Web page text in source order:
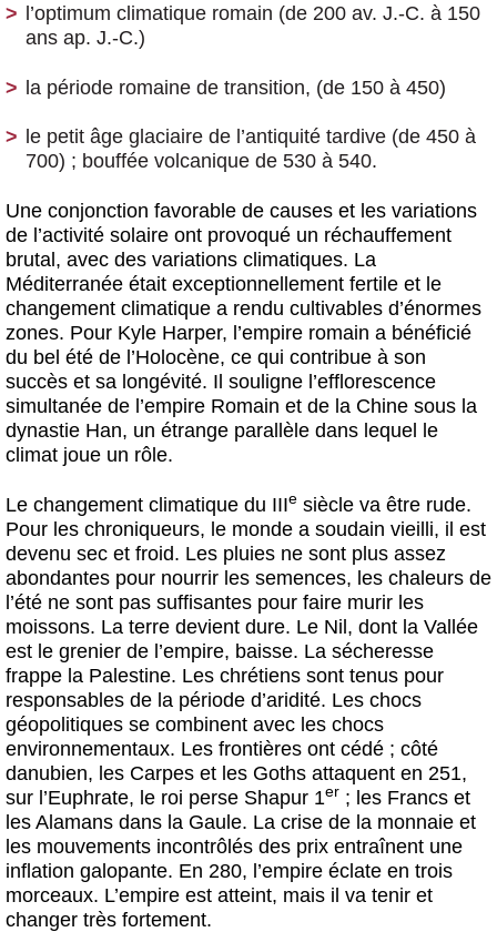
l’optimum climatique romain (de 200 av. J.-C. à 150
ans ap. J.-C.)
la période romaine de transition, (de 150 à 450)
le petit âge glaciaire de l’antiquité tardive (de 450 à
700) ; bouffée volcanique de 530 à 540.
Une conjonction favorable de causes et les variations
de l’activité solaire ont provoqué un réchauffement
brutal, avec des variations climatiques. La
Méditerranée était exceptionnellement fertile et le
changement climatique a rendu cultivables d’énormes
zones. Pour Kyle Harper, l’empire romain a bénéficié
du bel été de l’Holocène, ce qui contribue à son
succès et sa longévité. Il souligne l’efflorescence
simultanée de l’empire Romain et de la Chine sous la
dynastie Han, un étrange parallèle dans lequel le
climat joue un rôle.
Le changement climatique du IIIe siècle va être rude.
Pour les chroniqueurs, le monde a soudain vieilli, il est
devenu sec et froid. Les pluies ne sont plus assez
abondantes pour nourrir les semences, les chaleurs de
l’été ne sont pas suffisantes pour faire murir les
moissons. La terre devient dure. Le Nil, dont la Vallée
est le grenier de l’empire, baisse. La sécheresse
frappe la Palestine. Les chrétiens sont tenus pour
responsables de la période d’aridité. Les chocs
géopolitiques se combinent avec les chocs
environnementaux. Les frontières ont cédé ; côté
danubien, les Carpes et les Goths attaquent en 251,
sur l’Euphrate, le roi perse Shapur 1er ; les Francs et
les Alamans dans la Gaule. La crise de la monnaie et
les mouvements incontrôlés des prix entraînent une
inflation galopante. En 280, l’empire éclate en trois
morceaux. L’empire est atteint, mais il va tenir et
changer très fortement.